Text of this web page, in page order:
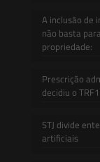
A inclusão de
não basta
propriedade:
Prescrição
decidiu o
STJ divide
artificiais